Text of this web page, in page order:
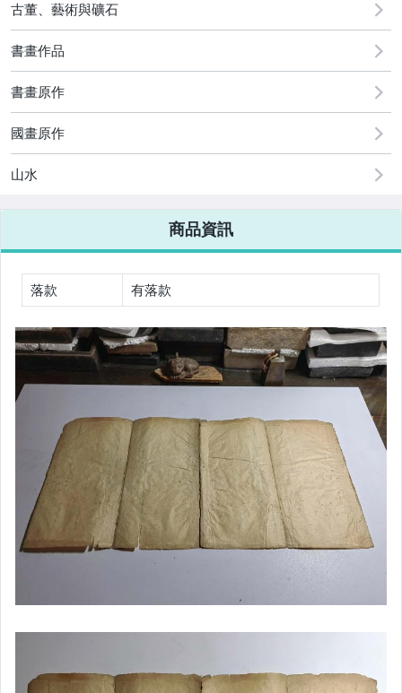
古董、藝術與礦石
書畫作品
書畫原作
國畫原作
山水
商品資訊
落款 有落款